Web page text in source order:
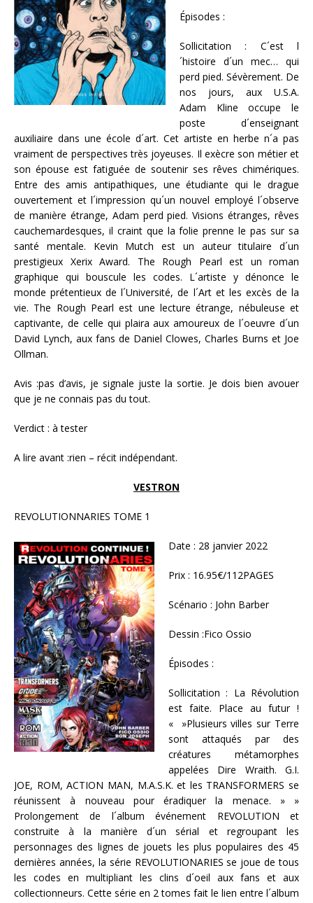
Épisodes :
Sollicitation : C´est l
´histoire d´un mec… qui
perd pied. Sévèrement. De
nos jours, aux U.S.A.
Adam Kline occupe le
poste d´enseignant
auxiliaire dans une école d´art. Cet artiste en herbe n´a pas
vraiment de perspectives très joyeuses. Il exècre son métier et
son épouse est fatiguée de soutenir ses rêves chimériques.
Entre des amis antipathiques, une étudiante qui le drague
ouvertement et l´impression qu´un nouvel employé l´observe
de manière étrange, Adam perd pied. Visions étranges, rêves
cauchemardesques, il craint que la folie prenne le pas sur sa
santé mentale. Kevin Mutch est un auteur titulaire d´un
prestigieux Xerix Award. The Rough Pearl est un roman
graphique qui bouscule les codes. L´artiste y dénonce le
monde prétentieux de l´Université, de l´Art et les excès de la
vie. The Rough Pearl est une lecture étrange, nébuleuse et
captivante, de celle qui plaira aux amoureux de l´oeuvre d´un
David Lynch, aux fans de Daniel Clowes, Charles Burns et Joe
Ollman.
Avis :pas d’avis, je signale juste la sortie. Je dois bien avouer
que je ne connais pas du tout.
Verdict : à tester
A lire avant :rien – récit indépendant.
VESTRON
REVOLUTIONNARIES TOME 1
Date : 28 janvier 2022
Prix : 16.95€/112PAGES
Scénario : John Barber
Dessin :Fico Ossio
Épisodes :
Sollicitation : La Révolution
est faite. Place au futur !
« »Plusieurs villes sur Terre
sont attaqués par des
créatures métamorphes
appelées Dire Wraith. G.I.
JOE, ROM, ACTION MAN, M.A.S.K. et les TRANSFORMERS se
réunissent à nouveau pour éradiquer la menace. » »
Prolongement de l´album événement REVOLUTION et
construite à la manière d´un sérial et regroupant les
personnages des lignes de jouets les plus populaires des 45
dernières années, la série REVOLUTIONARIES se joue de tous
les codes en multipliant les clins d´oeil aux fans et aux
collectionneurs. Cette série en 2 tomes fait le lien entre l´album